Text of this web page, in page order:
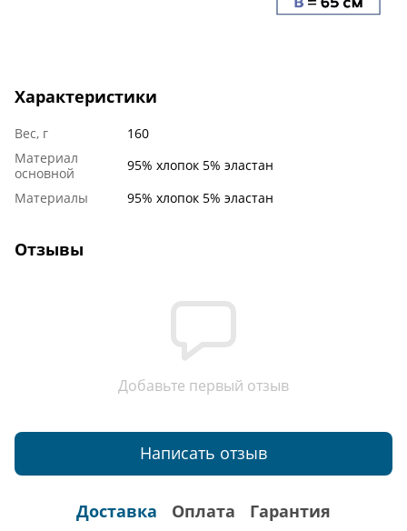
Характеристики
Вес, г
160
Материал
основной
95% хлопок 5% эластан
Материалы
95% хлопок 5% эластан
Отзывы
Добавьте первый отзыв
Написать отзыв
Доставка Оплата Гарантия